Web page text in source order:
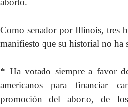
aborto.
Como senador por Illinois, tres
manifiesto que su historial no ha
* Ha votado siempre a favor
americanos para financiar
promoción del aborto, de